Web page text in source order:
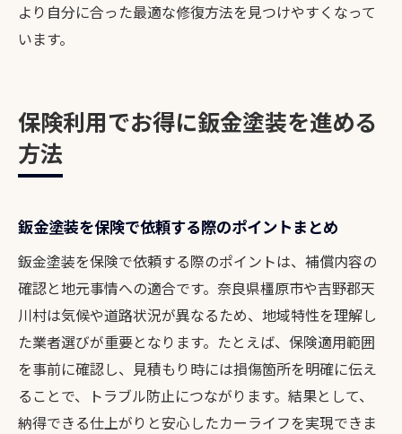
より自分に合った最適な修復方法を見つけやすくなって
います。
保険利用でお得に鈑金塗装を進める
方法
鈑金塗装を保険で依頼する際のポイントまとめ
鈑金塗装を保険で依頼する際のポイントは、補償内容の
確認と地元事情への適合です。奈良県橿原市や吉野郡天
川村は気候や道路状況が異なるため、地域特性を理解し
た業者選びが重要となります。たとえば、保険適用範囲
を事前に確認し、見積もり時には損傷箇所を明確に伝え
ることで、トラブル防止につながります。結果として、
納得できる仕上がりと安心したカーライフを実現できま